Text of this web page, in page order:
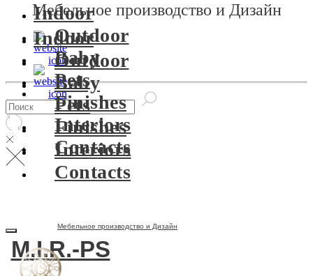
Мебельное производство и Дизайн
Indoor
Outdoor
Baby
Pets
Finishes
Interiors
Contacts
Indoor
Outdoor
Baby
Pets
Finishes
Interiors
Contacts
Мебельное производство и Дизайн
M.I.R.-PS